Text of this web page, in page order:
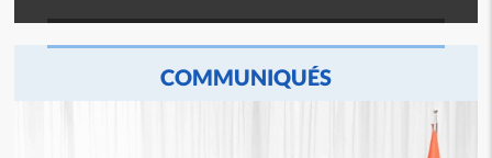
COMMUNIQUÉS